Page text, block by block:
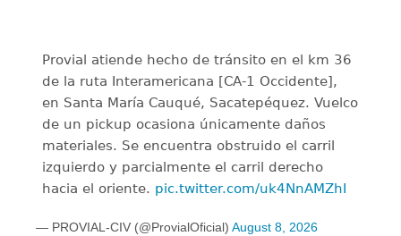
Provial atiende hecho de tránsito en el km 36
de la ruta Interamericana [CA-1 Occidente],
en Santa María Cauqué, Sacatepéquez. Vuelco
de un pickup ocasiona únicamente daños
materiales. Se encuentra obstruido el carril
izquierdo y parcialmente el carril derecho
hacia el oriente. pic.twitter.com/uk4NnAMZhI
— PROVIAL-CIV (@ProvialOficial) August 8, 2026